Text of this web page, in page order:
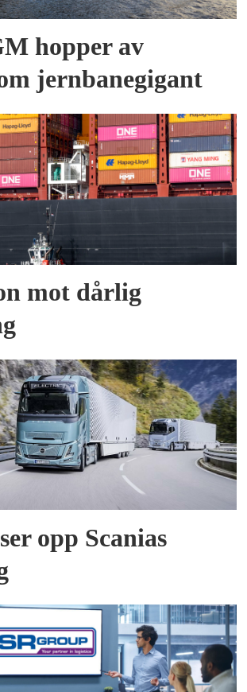
hopper av
jernbanegigant
mot dårlig
opp Scanias